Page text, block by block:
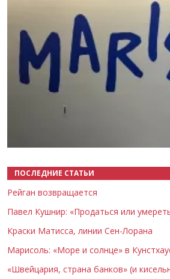
ПОСЛЕДНИЕ СТАТЬИ
Рейган возвращается
Павел Кушнир: «Продаться или
Краски Матисса, линии Сен-Лорана
Марисоль: «Море и солнце» в
«Швейцария, страна банков» (и